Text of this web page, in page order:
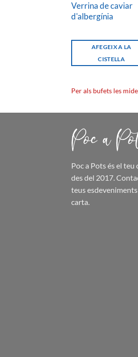
Verrina de caviar
d'albergínia
AFEGEIX A LA
CISTELLA
Per als bufets les
Poc a Potsés el teu
des del 2017.
teus
carta.